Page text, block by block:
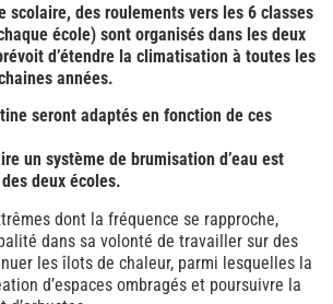
scolaire, des roulements vers les 6 classes
école) sont organisés dans les deux
d’étendre la climatisation à toutes les
années.
seront adaptés en fonction de ces
un système de brumisation d’eau est
deux écoles.
dont la fréquence se rapproche,
dans sa volonté de travailler sur des
les îlots de chaleur, parmi lesquelles la
d’espaces ombragés et poursuivre la